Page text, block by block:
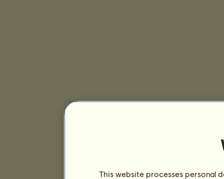
This website processes personal